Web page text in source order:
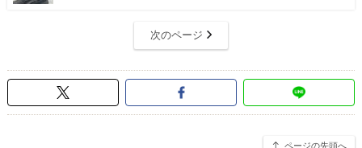
次のページ
ページの先頭へ